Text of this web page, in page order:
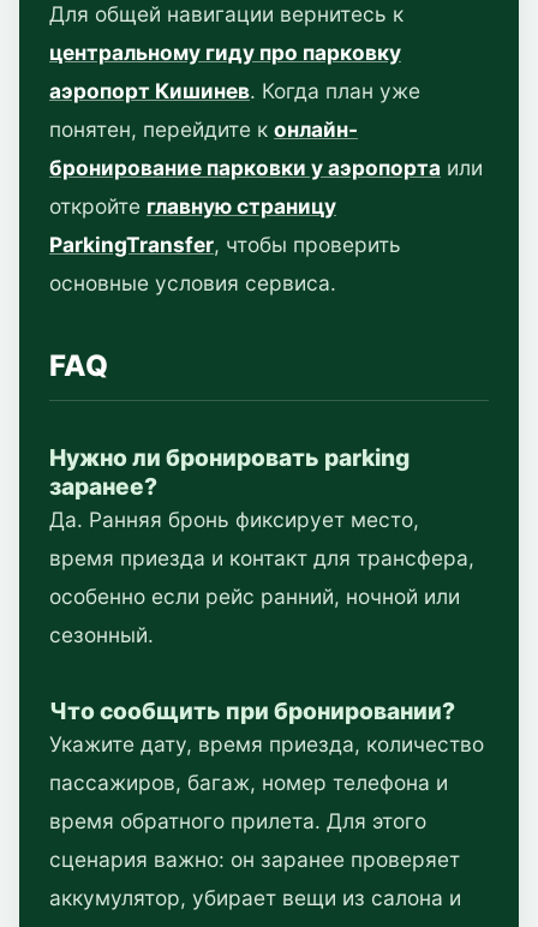
Для общей навигации вернитесь к
центральному гиду про парковку
аэропорт Кишинев. Когда план уже
понятен, перейдите к онлайн-
бронирование парковки у аэропорта или
откройте главную страницу
ParkingTransfer, чтобы проверить
основные условия сервиса.
FAQ
Нужно ли бронировать parking
заранее?
Да. Ранняя бронь фиксирует место,
время приезда и контакт для трансфера,
особенно если рейс ранний, ночной или
сезонный.
Что сообщить при бронировании?
Укажите дату, время приезда, количество
пассажиров, багаж, номер телефона и
время обратного прилета. Для этого
сценария важно: он заранее проверяет
аккумулятор, убирает вещи из салона и